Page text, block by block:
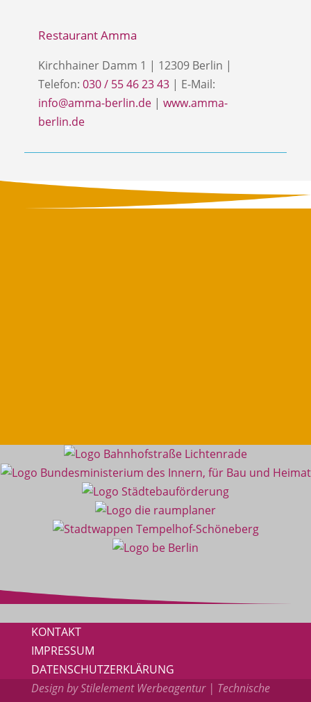
Restaurant Amma
Kirchhainer Damm 1 | 12309 Berlin |
Telefon: 030 / 55 46 23 43 | E-Mail:
info@amma-berlin.de | www.amma-
berlin.de
KONTAKT
IMPRESSUM
DATENSCHUTZERKLÄRUNG
Design byStilelement Werbeagentur| Technische